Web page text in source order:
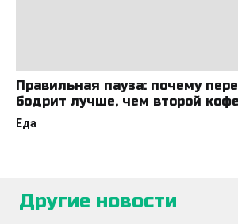
Правильная пауза: почему
бодрит лучше, чем второй кофе
Еда
Другие новости